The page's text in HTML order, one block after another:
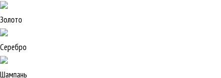
Золото
Серебро
Шампань